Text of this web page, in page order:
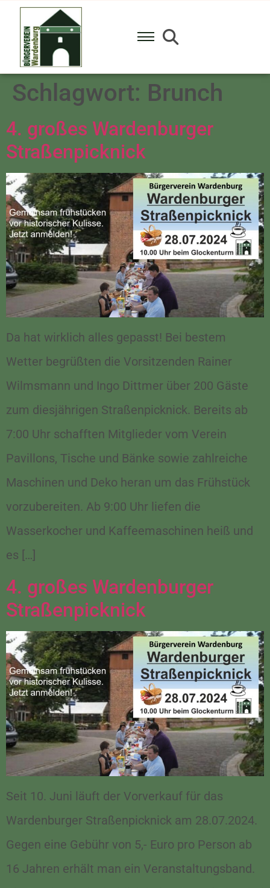
Schlagwort: Brunch
4. großes Wardenburger
Straßenpicknick
Da hat wirklich alles gepasst! Bei bestem
Wetter begrüßten die Vorsitzenden Rainer
Wilmsmann und Ingo Dittmer über 200 Gäste
zum diesjährigen Straßenpicknick. Bereits ab
7:00 Uhr schafften Mitglieder vom Verein
Pavillons, Tische und Bänke sowie zahlreiche
Maschinen und Deko heran um das Frühstück
vorzubereiten. Ab 9:00 Uhr liefen die
Wasserkocher und Kaffeemaschinen heiß und
es […]
4. großes Wardenburger
Straßenpicknick
Seit 10. Juni läuft der Vorverkauf für das
Wardenburger Straßenpicknick am 28.07.2024.
Gegen eine Gebühr von 5,- Euro pro Person ab
16 Jahren erhält man ein Veranstaltungsband.